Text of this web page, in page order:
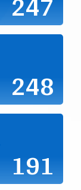
248
191